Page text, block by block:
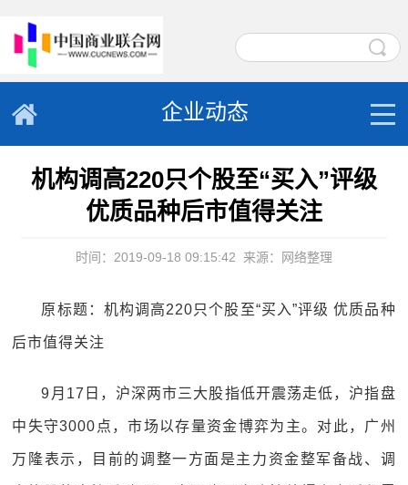
企业动态
机构调高220只个股至“买入”评级
优质品种后市值得关注
时间：2019-09-18 09:15:42 来源：网络整理
原标题：机构调高220只个股至“买入”评级 优质品种
后市值得关注
9月17日，沪深两市三大股指低开震荡走低，沪指盘
中失守3000点，市场以存量资金博弈为主。对此，广州
万隆表示，目前的调整一方面是主力资金整军备战、调